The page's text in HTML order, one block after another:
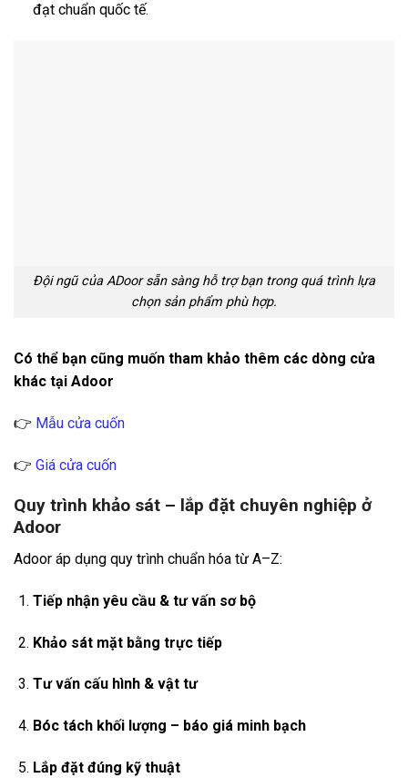
đạt chuẩn quốc tế.
Đội ngũ của ADoor sẵn sàng hỗ trợ bạn trong quá trình lựa
chọn sản phẩm phù hợp.
Có thể bạn cũng muốn tham khảo thêm các dòng cửa
khác tại Adoor
👉 Mẫu cửa cuốn
👉 Giá cửa cuốn
Quy trình khảo sát – lắp đặt chuyên nghiệp ở
Adoor
Adoor áp dụng quy trình chuẩn hóa từ A–Z:
Tiếp nhận yêu cầu & tư vấn sơ bộ
Khảo sát mặt bằng trực tiếp
Tư vấn cấu hình & vật tư
Bóc tách khối lượng – báo giá minh bạch
Lắp đặt đúng kỹ thuật